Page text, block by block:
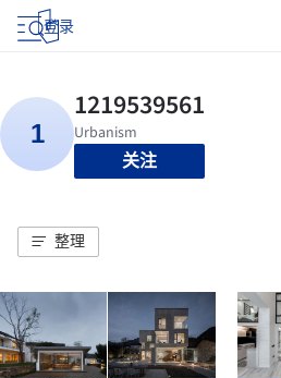
登录
关注
整理